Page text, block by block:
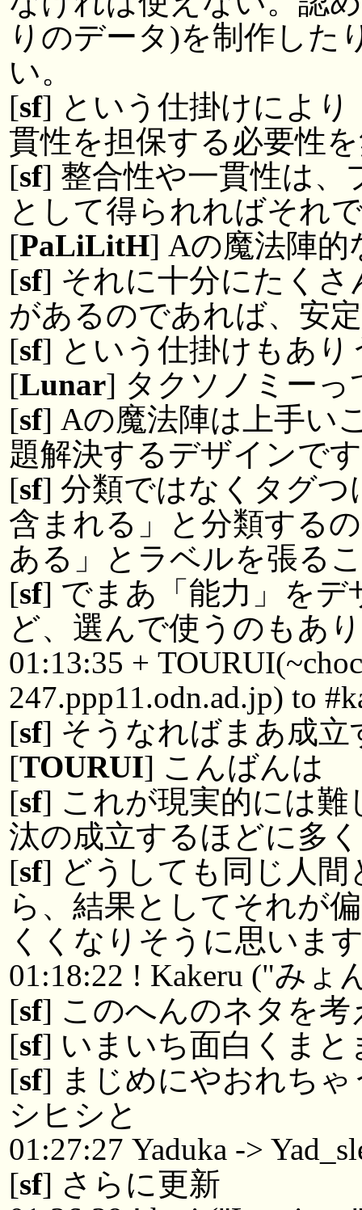
りのデータ)を制作した
い。
[sf] という仕掛けにより
貫性を担保する必要性
[sf] 整合性や一貫性は、
として得られればそれ
[PaLiLitH] Aの魔法陣的
[sf] それに十分にたく
があるのであれば、安
[sf] という仕掛けもあり
[Lunar] タクソノミー
[sf] Aの魔法陣は上手い
題解決するデザインで
[sf] 分類ではなくタグ
含まれる」と分類する
ある」とラベルを張る
[sf] でまあ「能力」を
ど、選んで使うのもあ
01:13:35 +
247.ppp11.odn.ad.jp) to
[sf] そうなればまあ成立
[TOURUI] こんばんは
[sf] これが現実的には
汰の成立するほどに多
[sf] どうしても同じ人
ら、結果としてそれが
くくなりそうに思いま
01:18:22 ! Kakeru ("みょ
[sf] このへんのネタを
[sf] いまいち面白くまと
[sf] まじめにやおれち
シヒシと
01:27:27 Yaduka ->
[sf] さらに更新